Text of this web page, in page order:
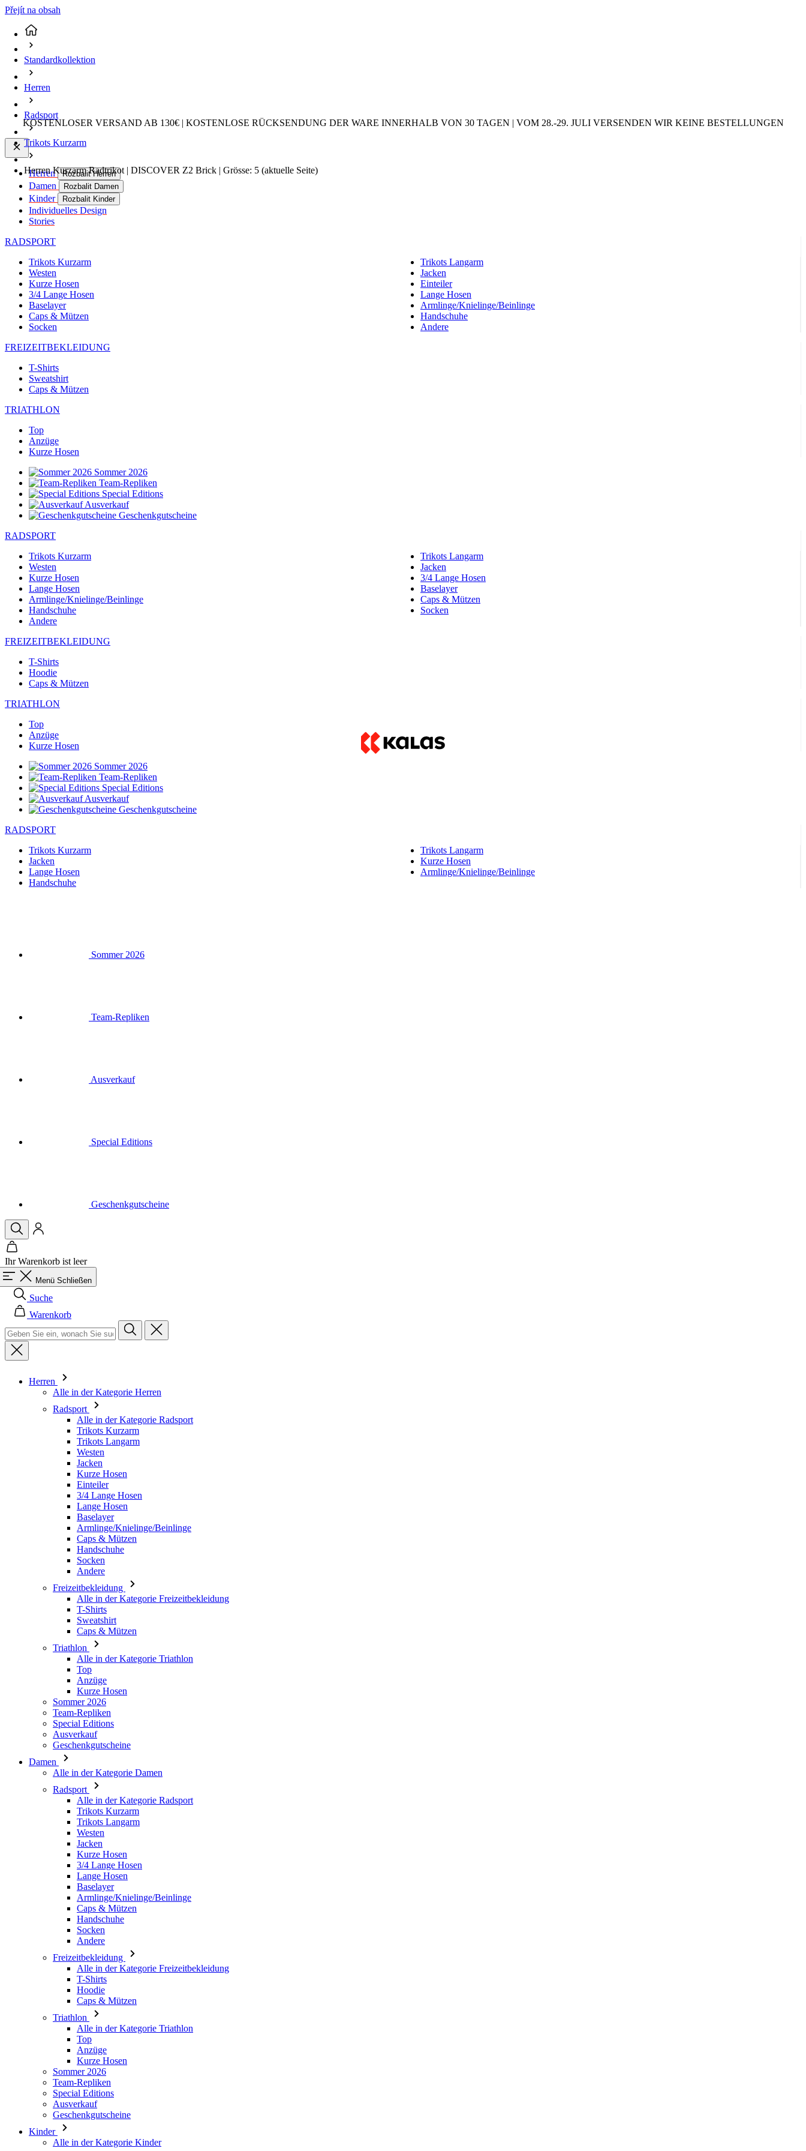
Přejít na obsah
KOSTENLOSER VERSAND AB 130€ | KOSTENLOSE RÜCKSENDUNG DER WARE INNERHALB VON 30 TAGEN | VOM 28.-29. JULI VERSENDEN WIR KEINE BESTELLUNGEN
Herren Rozbalit Herren
Damen Rozbalit Damen
Kinder Rozbalit Kinder
Individuelles Design
Stories
RADSPORT
Trikots Kurzarm
Trikots Langarm
Westen
Jacken
Kurze Hosen
Einteiler
3/4 Lange Hosen
Lange Hosen
Baselayer
Armlinge/Knielinge/Beinlinge
Caps & Mützen
Handschuhe
Socken
Andere
FREIZEITBEKLEIDUNG
T-Shirts
Sweatshirt
Caps & Mützen
TRIATHLON
Top
Anzüge
Kurze Hosen
Sommer 2026
Team-Repliken
Special Editions
Ausverkauf
Geschenkgutscheine
RADSPORT
Trikots Kurzarm
Trikots Langarm
Westen
Jacken
Kurze Hosen
3/4 Lange Hosen
Lange Hosen
Baselayer
Armlinge/Knielinge/Beinlinge
Caps & Mützen
Handschuhe
Socken
Andere
FREIZEITBEKLEIDUNG
T-Shirts
Hoodie
Caps & Mützen
TRIATHLON
Top
Anzüge
Kurze Hosen
Sommer 2026
Team-Repliken
Special Editions
Ausverkauf
Geschenkgutscheine
RADSPORT
Trikots Kurzarm
Trikots Langarm
Jacken
Kurze Hosen
Lange Hosen
Armlinge/Knielinge/Beinlinge
Handschuhe
Ihr Warenkorb ist leer
Menü
Warenkorb
Herren
Alle in der Kategorie Herren
Trikots Langarm
Westen
Jacken
Kurze Hosen
Einteiler
3/4 Lange Hosen
Lange Hosen
Baselayer
Armlinge/Knielinge/Beinlinge
Caps & Mützen
Handschuhe
Socken
Andere
Freizeitbekleidung
Alle in der Kategorie Freizeitbekleidung
T-Shirts
Sweatshirt
Caps & Mützen
Triathlon
Alle in der Kategorie Triathlon
Top
Anzüge
Kurze Hosen
Sommer 2026
Team-Repliken
Special Editions
Ausverkauf
Geschenkgutscheine
Damen
Alle in der Kategorie Damen
Radsport
Alle in der Kategorie Radsport
Trikots Langarm
Westen
Jacken
Kurze Hosen
3/4 Lange Hosen
Lange Hosen
Baselayer
Armlinge/Knielinge/Beinlinge
Caps & Mützen
Handschuhe
Socken
Andere
Freizeitbekleidung
Alle in der Kategorie Freizeitbekleidung
T-Shirts
Hoodie
Caps & Mützen
Triathlon
Alle in der Kategorie Triathlon
Top
Anzüge
Kurze Hosen
Sommer 2026
Team-Repliken
Special Editions
Ausverkauf
Geschenkgutscheine
Kinder
Alle in der Kategorie Kinder
Radsport
Alle in der Kategorie Radsport
Trikots Langarm
Standardkollektion
Herren
Radsport
Trikots Kurzarm
Herren Kurzarm Radtrikot | DISCOVER Z2 Brick | Grösse: 5 (aktuelle Seite)